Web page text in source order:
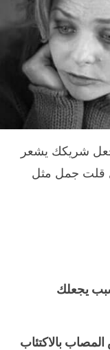
جعل شريكك يشعر
قلت جمل مثل
يجعلك
بالاكتئاب